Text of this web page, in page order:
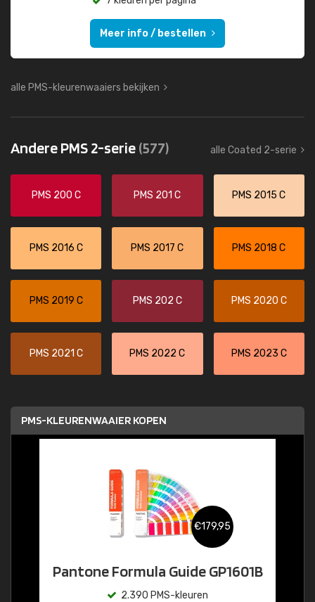
Meer info / bestellen
alle PMS-kleurenwaaiers bekijken
Andere PMS 2-serie(577) alle Coated 2-serie
PMS 200 C PMS 201 C PMS 2015 C
PMS 2016 C PMS 2017 C PMS 2018 C
PMS 2019 C PMS 202 C PMS 2020 C
PMS 2021 C PMS 2022 C PMS 2023 C
PMS-KLEURENWAAIER KOPEN
€179,95
Pantone Formula Guide GP1601B
2.390 PMS-kleuren